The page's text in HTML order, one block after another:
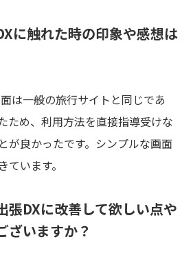
に触れた時の印象や感想は
は一般の旅行サイトと同じであ
ため、利用方法を直接指導受けな
が良かったです。シンプルな画面
います。
張DXに改善して欲しい点や
ざいますか？